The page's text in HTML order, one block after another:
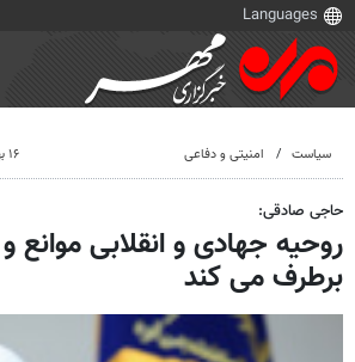
سیاست امنیتی و دفاعی ۱۶ بهمن ۱۳۹۷، ۱۷:۳۳
حاجی صادقی:
روحیه جهادی و انقلابی موانع
برطرف می کند